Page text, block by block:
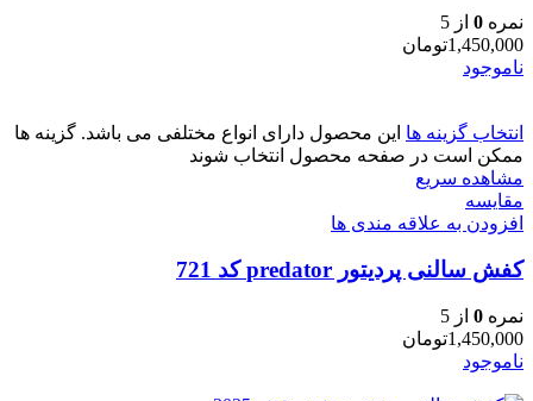
نمره 0 از 5
1,450,000تومان
ناموجود
انتخاب گزینه ها این محصول دارای انواع مختلفی می باشد. گزینه ها
ممکن است در صفحه محصول انتخاب شوند
مشاهده سریع
مقایسه
افزودن به علاقه مندی ها
کفش سالنی پردیتور predator کد 721
نمره 0 از 5
1,450,000تومان
ناموجود